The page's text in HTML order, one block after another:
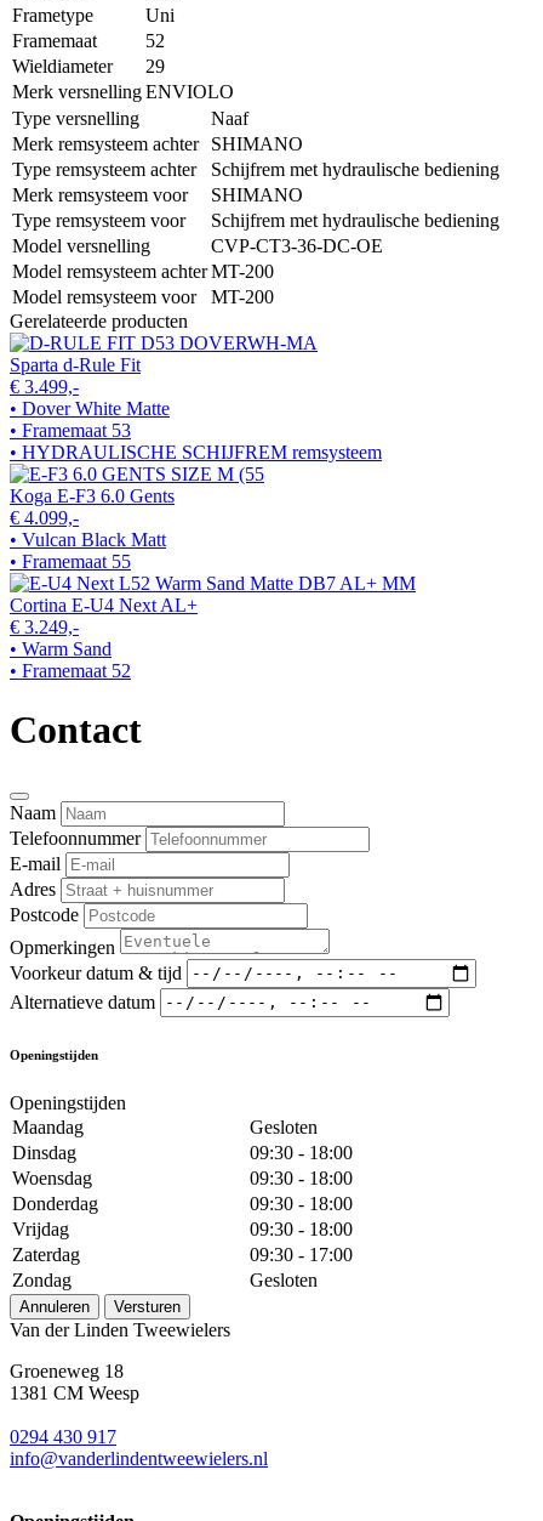
Frametype
Uni
Framemaat
52
Wieldiameter
29
Merk versnellingENVIOLO
Type versnelling
Naaf
Merk remsysteem achter
SHIMANO
Type remsysteem achter
Schijfrem met hydraulische bediening
Merk remsysteem voor
SHIMANO
Type remsysteem voor
Schijfrem met hydraulische bediening
Model versnelling
CVP-CT3-36-DC-OE
Model remsysteem achterMT-200
Model remsysteem voor
MT-200
Gerelateerde producten
Sparta d-Rule Fit
€ 3.499,-
• Dover White Matte
• Framemaat 53
• HYDRAULISCHE SCHIJFREM remsysteem
Koga E-F3 6.0 Gents
€ 4.099,-
• Vulcan Black Matt
• Framemaat 55
Cortina E-U4 Next AL+
€ 3.249,-
• Warm Sand
• Framemaat 52
Contact
Naam
Telefoonnummer
E-mail
Adres
Postcode
Opmerkingen
Voorkeur datum & tijd
Alternatieve datum
Openingstijden
Openingstijden
Maandag
Gesloten
Dinsdag
09:30 - 18:00
Woensdag
09:30 - 18:00
Donderdag
09:30 - 18:00
Vrijdag
09:30 - 18:00
Zaterdag
09:30 - 17:00
Zondag
Gesloten
Annuleren Versturen
Van der Linden Tweewielers
Groeneweg 18
1381 CM Weesp
0294 430 917
info@vanderlindentweewielers.nl